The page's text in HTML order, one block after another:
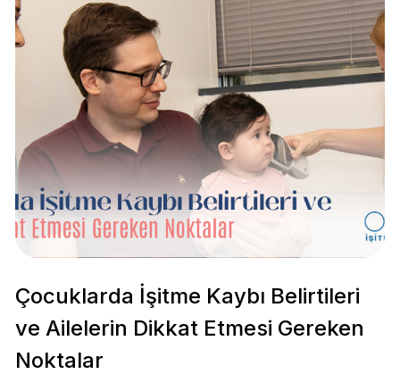
Çocuklarda İşitme Kaybı Belirtileri
ve Ailelerin Dikkat Etmesi Gereken
Noktalar